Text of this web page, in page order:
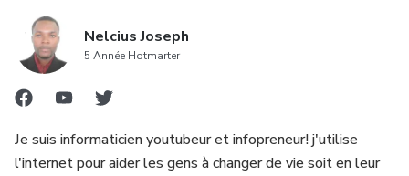
« Toutes les stratégies et tous les investissements
impliquent un risque de perte. Aucune information
contenue dans ce produit ne doit être interprétée comme
Nelcius Joseph
5 Année Hotmarter
Je suis informaticien youtubeur et infopreneur! j'utilise
l'internet pour aider les gens à changer de vie soit en leur